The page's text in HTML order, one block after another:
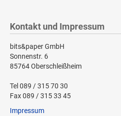
Kontakt und Impressum
bits&paper GmbH
Sonnenstr. 6
85764 Oberschleißheim
Tel 089 / 315 70 30
Fax 089 / 315 33 45
Impressum